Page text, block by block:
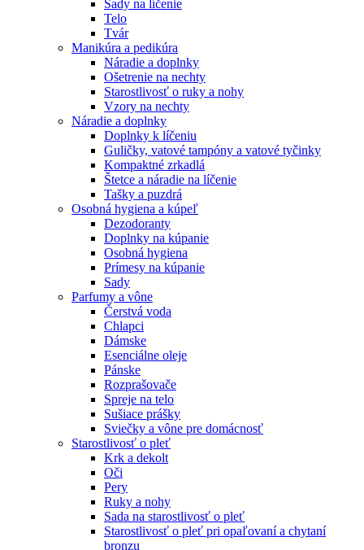
Sady na líčenie
Telo
Tvár
Manikúra a pedikúra
Náradie a doplnky
Ošetrenie na nechty
Starostlivosť o ruky a nohy
Vzory na nechty
Náradie a doplnky
Doplnky k líčeniu
Guličky, vatové tampóny a vatové tyčinky
Kompaktné zrkadlá
Štetce a náradie na líčenie
Tašky a puzdrá
Osobná hygiena a kúpeľ
Dezodoranty
Doplnky na kúpanie
Osobná hygiena
Prímesy na kúpanie
Sady
Parfumy a vône
Čerstvá voda
Chlapci
Dámske
Esenciálne oleje
Pánske
Rozprašovače
Spreje na telo
Sušiace prášky
Sviečky a vône pre domácnosť
Starostlivosť o pleť
Krk a dekolt
Oči
Pery
Ruky a nohy
Sada na starostlivosť o pleť
Starostlivosť o pleť pri opaľovaní a chytaní
bronzu